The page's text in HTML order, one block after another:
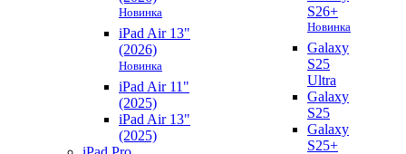
Новинка
iPad Air 13"
(2026)
Новинка
iPad Air 11"
(2025)
iPad Air 13"
(2025)
S26+
Новинка
Galaxy
S25
Ultra
Galaxy
S25
Galaxy
S25+